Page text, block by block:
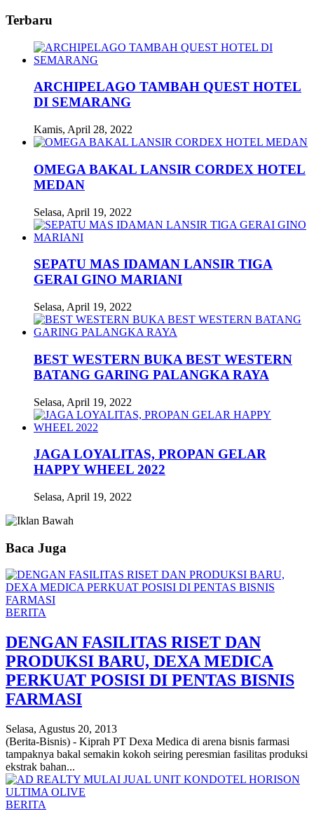
Terbaru
ARCHIPELAGO TAMBAH QUEST HOTEL
DI SEMARANG
Kamis, April 28, 2022
OMEGA BAKAL LANSIR CORDEX HOTEL
MEDAN
Selasa, April 19, 2022
SEPATU MAS IDAMAN LANSIR TIGA
GERAI GINO MARIANI
Selasa, April 19, 2022
BEST WESTERN BUKA BEST WESTERN
BATANG GARING PALANGKA RAYA
Selasa, April 19, 2022
JAGA LOYALITAS, PROPAN GELAR
HAPPY WHEEL 2022
Selasa, April 19, 2022
Baca Juga
BERITA
DENGAN FASILITAS RISET DAN
PRODUKSI BARU, DEXA MEDICA
PERKUAT POSISI DI PENTAS BISNIS
FARMASI
Selasa, Agustus 20, 2013
(Berita-Bisnis) - Kiprah PT Dexa Medica di arena bisnis farmasi
tampaknya bakal semakin kokoh seiring peresmian fasilitas produksi
ekstrak bahan...
BERITA